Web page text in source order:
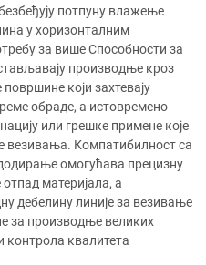
потпуну влажење
у хоризонталним
за више Способности за
производње кроз
који захтевају
обраде, а истовремено
или грешке примене које
везивања. Компатибилност са
омогућава прецизну
материјала, а
дебелину линије за везивање
за производње великих
контрола квалитета